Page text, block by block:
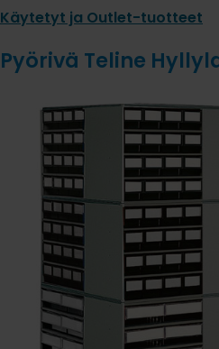
Käytetyt ja Outlet-tuotteet
Pyörivä Teline